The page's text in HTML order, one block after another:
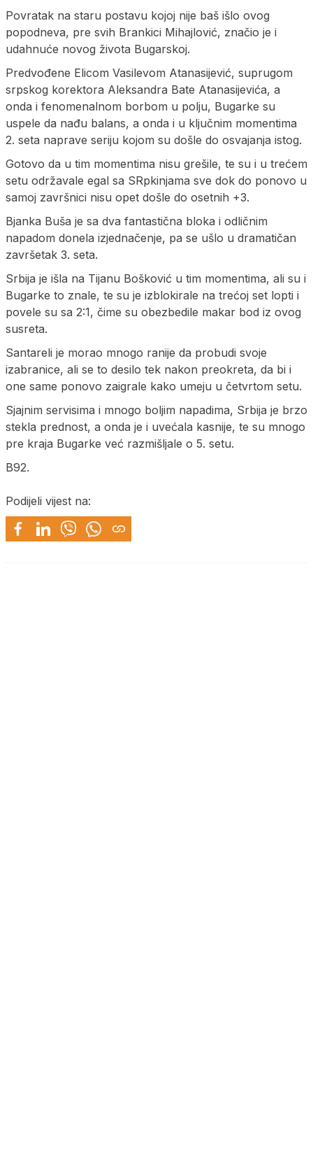
Povratak na staru postavu kojoj nije baš išlo ovog
popodneva, pre svih Brankici Mihajlović, značio je i
udahnuće novog života Bugarskoj.
Predvođene Elicom Vasilevom Atanasijević, suprugom
srpskog korektora Aleksandra Bate Atanasijevića, a
onda i fenomenalnom borbom u polju, Bugarke su
uspele da nađu balans, a onda i u ključnim momentima
2. seta naprave seriju kojom su došle do osvajanja istog.
Gotovo da u tim momentima nisu grešile, te su i u trećem
setu održavale egal sa SRpkinjama sve dok do ponovo u
samoj završnici nisu opet došle do osetnih +3.
Bjanka Buša je sa dva fantastična bloka i odličnim
napadom donela izjednačenje, pa se ušlo u dramatičan
završetak 3. seta.
Srbija je išla na Tijanu Bošković u tim momentima, ali su i
Bugarke to znale, te su je izblokirale na trećoj set lopti i
povele su sa 2:1, čime su obezbedile makar bod iz ovog
susreta.
Santareli je morao mnogo ranije da probudi svoje
izabranice, ali se to desilo tek nakon preokreta, da bi i
one same ponovo zaigrale kako umeju u četvrtom setu.
Sjajnim servisima i mnogo boljim napadima, Srbija je brzo
stekla prednost, a onda je i uvećala kasnije, te su mnogo
pre kraja Bugarke već razmišljale o 5. setu.
B92.
Podijeli vijest na: